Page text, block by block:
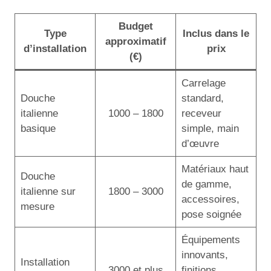
Type
d’installation
Budget
approximatif
(€)
Inclus dans le
prix
Douche
italienne
basique
1000 – 1800
Carrelage
standard,
receveur
simple, main
d’œuvre
Douche
italienne sur
mesure
1800 – 3000
Matériaux haut
de gamme,
accessoires,
pose soignée
Installation
Équipements
innovants,